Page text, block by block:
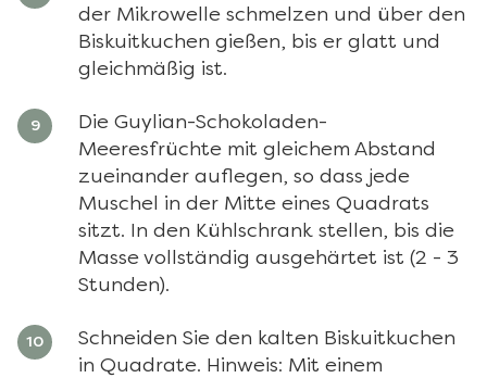
der Mikrowelle schmelzen und über den
Biskuitkuchen gießen, bis er glatt und
gleichmäßig ist.
Die Guylian-Schokoladen-
Meeresfrüchte mit gleichem Abstand
zueinander auflegen, so dass jede
Muschel in der Mitte eines Quadrats
sitzt. In den Kühlschrank stellen, bis die
Masse vollständig ausgehärtet ist (2 - 3
Stunden).
Schneiden Sie den kalten Biskuitkuchen
in Quadrate. Hinweis: Mit einem